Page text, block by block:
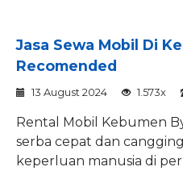
Jasa Sewa Mobil Di
Recomended
13 August 2024 1.573x
Rental Mobil Kebumen
serba cepat dan
keperluan manusia di